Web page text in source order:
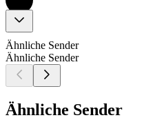
Ähnliche Sender
Ähnliche Sender
Ähnliche Sender